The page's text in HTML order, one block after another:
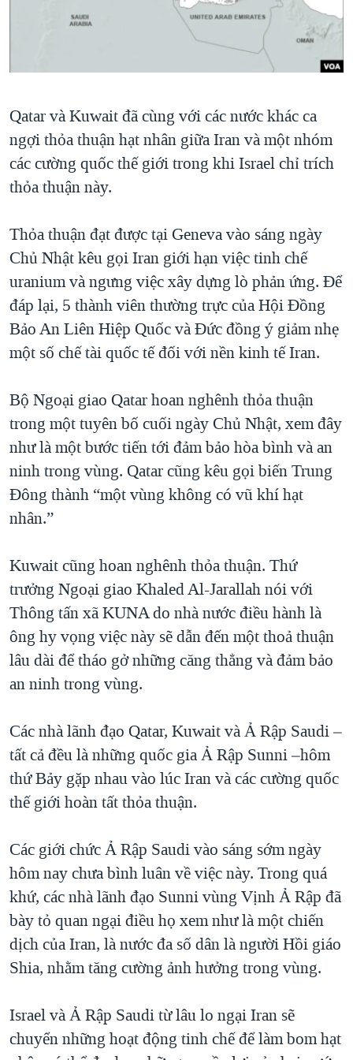
NGƯỜI VIỆT HẢI NGOẠI
KINH TẾ
VĂN HOÁ
THỂ THAO
NGÀY TỊ NẠN THẾ GIỚI
TRỊNH VĨNH BÌNH - NGƯỜI HẠ 'BÊN THẮNG CUỘC'
GROUND ZERO – XƯA VÀ NAY
CÁC GIÁ TRỊ CỘNG HÒA Ở VIỆT NAM
THƯỢNG ĐỈNH TRUMP-KIM TẠI VIỆT NAM
TRỊNH VĨNH BÌNH VS. CHÍNH PHỦ VIỆT NAM
NGƯ DÂN VIỆT VÀ LÀN SÓNG TRỘM HẢI SÂM
BÊN KIA QUỐC LỘ: TIẾNG VỌNG TỪ NÔNG THÔN MỸ
Ngôn ngữ khác
Qatar và Kuwait đã cùng với các nước khác ca
ngợi thỏa thuận hạt nhân giữa Iran và một nhóm
các cường quốc thế giới trong khi Israel chỉ trích
thỏa thuận này.
Thỏa thuận đạt được tại Geneva vào sáng ngày
Chủ Nhật kêu gọi Iran giới hạn việc tinh chế
uranium và ngưng việc xây dựng lò phản ứng. Để
đáp lại, 5 thành viên thường trực của Hội Đồng
Bảo An Liên Hiệp Quốc và Đức đồng ý giảm nhẹ
một số chế tài quốc tế đối với nền kinh tế Iran.
Bộ Ngoại giao Qatar hoan nghênh thỏa thuận
trong một tuyên bố cuối ngày Chủ Nhật, xem đây
như là một bước tiến tới đảm bảo hòa bình và an
ninh trong vùng. Qatar cũng kêu gọi biến Trung
Đông thành “một vùng không có vũ khí hạt
nhân.”
Kuwait cũng hoan nghênh thỏa thuận. Thứ
trưởng Ngoại giao Khaled Al-Jarallah nói với
Thông tấn xã KUNA do nhà nước điều hành là
ông hy vọng việc này sẽ dẫn đến một thoả thuận
lâu dài để tháo gở những căng thẳng và đảm bảo
an ninh trong vùng.
Các nhà lãnh đạo Qatar, Kuwait và Ả Rập Saudi –
tất cả đều là những quốc gia Ả Rập Sunni –hôm
thứ Bảy gặp nhau vào lúc Iran và các cường quốc
thế giới hoàn tất thỏa thuận.
Các giới chức Ả Rập Saudi vào sáng sớm ngày
hôm nay chưa bình luân về việc này. Trong quá
khứ, các nhà lãnh đạo Sunni vùng Vịnh Ả Rập đã
bày tỏ quan ngại điều họ xem như là một chiến
dịch của Iran, là nước đa số dân là người Hồi giáo
Shia, nhằm tăng cường ảnh hưởng trong vùng.
Israel và Ả Rập Saudi từ lâu lo ngại Iran sẽ
chuyển những hoạt động tinh chế để làm bom hạt